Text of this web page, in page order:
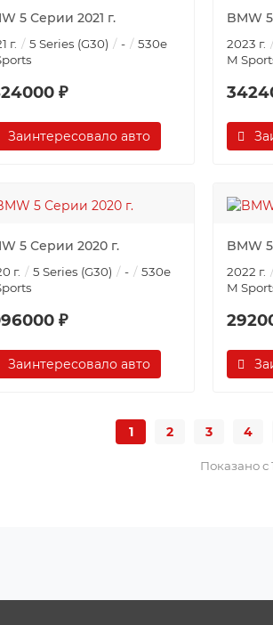
5 Серии 2021 г.
г. 5 Series (G30) -
530e
₽
Заинтересовало авто
BMW
2023 г.
M
5 Серии 2020 г.
г. 5 Series (G30) -
530e
₽
Заинтересовало авто
BMW
2022 г.
M
1 2 3 4
Показано с